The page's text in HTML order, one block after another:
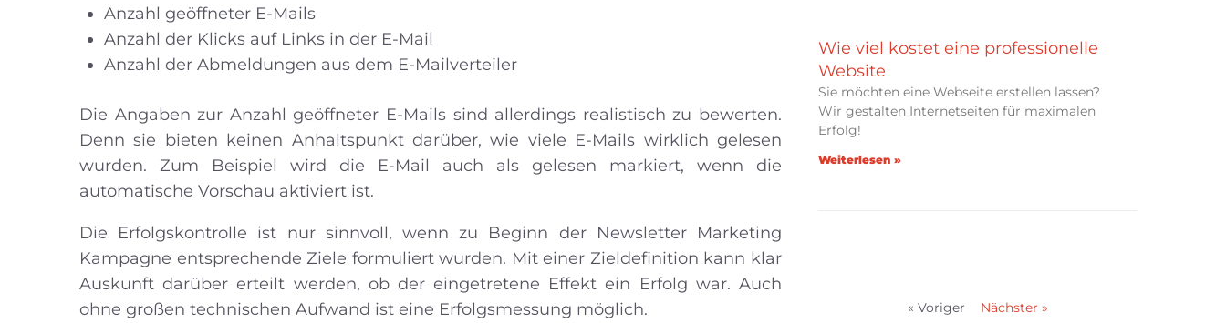
Anzahl geöffneter E-Mails
Anzahl der Klicks auf Links in der E-Mail
Anzahl der Abmeldungen aus dem E-Mailverteiler
Die Angaben zur Anzahl geöffneter E-Mails sind allerdings realistisch zu bewerten.
Denn sie bieten keinen Anhaltspunkt darüber, wie viele E-Mails wirklich gelesen
wurden. Zum Beispiel wird die E-Mail auch als gelesen markiert, wenn die
automatische Vorschau aktiviert ist.
Die Erfolgskontrolle ist nur sinnvoll, wenn zu Beginn der Newsletter Marketing
Kampagne entsprechende Ziele formuliert wurden. Mit einer Zieldefinition kann klar
Auskunft darüber erteilt werden, ob der eingetretene Effekt ein Erfolg war. Auch
ohne großen technischen Aufwand ist eine Erfolgsmessung möglich.
Wie viel kostet eine professionelle
Website
Sie möchten eine Webseite erstellen lassen?
Wir gestalten Internetseiten für maximalen
Erfolg!
Weiterlesen »
« Voriger Nächster »